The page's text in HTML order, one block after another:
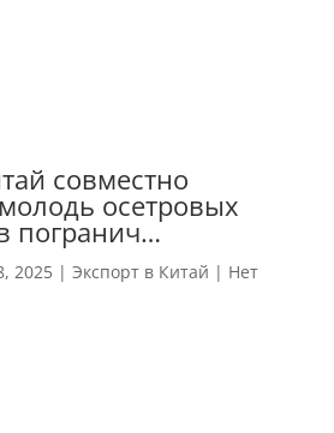
совместно
осетровых
погранич…
2025| Экспорт в Китай | Нет